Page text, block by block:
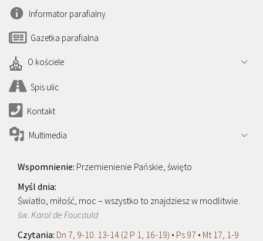
Informator parafialny
Gazetka parafialna
O kościele
Spis ulic
Kontakt
Multimedia
Przemienienie Pańskie, święto
Światło, miłość, moc – wszystko to znajdziesz w modlitwie.
św. Karol de Foucauld
Dn 7, 9-10. 13-14 (2 P 1, 16-19) • Ps 97 • Mt 17, 1-9